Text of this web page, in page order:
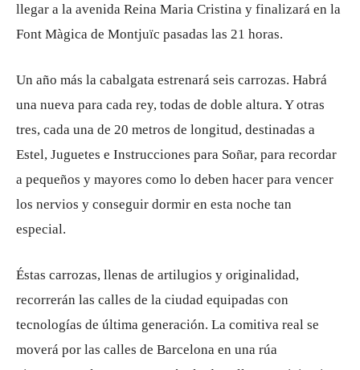
llegar a la avenida Reina Maria Cristina y finalizará en la
Font Màgica de Montjuïc pasadas las 21 horas.
Un año más la cabalgata estrenará seis carrozas. Habrá
una nueva para cada rey, todas de doble altura. Y otras
tres, cada una de 20 metros de longitud, destinadas a
Estel, Juguetes e Instrucciones para Soñar, para recordar
a pequeños y mayores como lo deben hacer para vencer
los nervios y conseguir dormir en esta noche tan
especial.
Éstas carrozas, llenas de artilugios y originalidad,
recorrerán las calles de la ciudad equipadas con
tecnologías de última generación. La comitiva real se
moverá por las calles de Barcelona en una rúa